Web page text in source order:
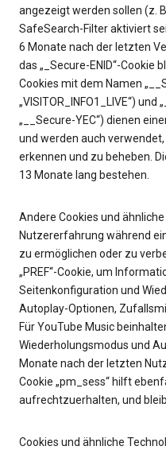
angezeigt werden sollen (z.
SafeSearch-Filter aktiviert
6 Monate nach der letzten
das „_Secure-ENID“-Cookie
Cookies mit dem Namen
„VISITOR_INFO1_LIVE“)
„__Secure-YEC“) dienen
und werden auch
erkennen und zu beheben.
13 Monate lang bestehen.
Andere Cookies und
Nutzererfahrung während
zu ermöglichen oder zu
„PREF“-Cookie, um
Seitenkonfiguration und
Autoplay-Optionen,
Für YouTube Music
Wiederholungsmodus und
Monate nach der letzten
Cookie „pm_sess“ hilft
aufrechtzuerhalten, und
Cookies und ähnliche